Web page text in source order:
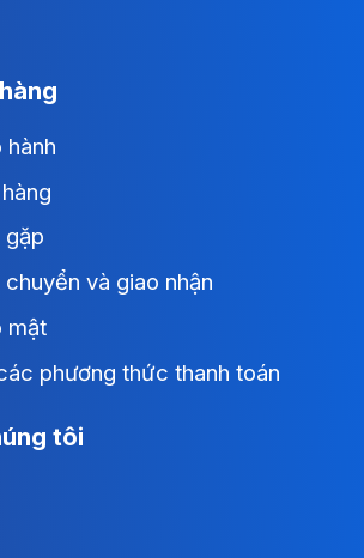
hành
gặp
và giao nhận
mật
phương thức thanh toán
tôi